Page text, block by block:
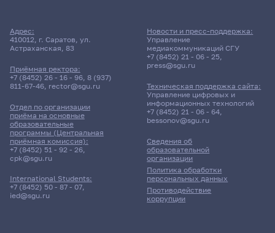
Адрес:
410012, г. Саратов, ул.
Астраханская, 83
Приёмная ректора:
+7 (8452) 26 - 16 - 96, 8 (937)
811-67-46, rector@sgu.ru
Отдел по организации
приёма на основные
образовательные
программы (Центральная
приёмная комиссия):
+7 (8452) 51 - 92 - 26,
cpk@sgu.ru
International Students:
+7 (8452) 50 - 87 - 07,
ied@sgu.ru
Сведения об
образовательной
организации
Политика обработки
персональных данных
Противодействие
коррупции
Новости и пресс-поддержка:
Управление
медиакоммуникаций СГУ
+7 (8452) 21 - 06 - 25,
press@sgu.ru
Техническая поддержка сайта:
Управление цифровых и
информационных технологий
+7 (8452) 21 - 06 - 64,
bessonov@sgu.ru